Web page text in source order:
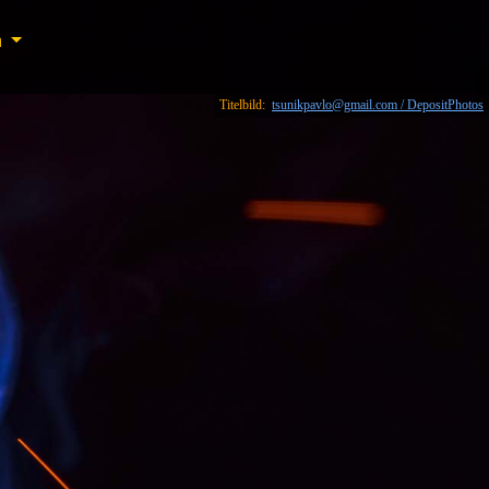
Titelbild: tsunikpavlo@gmail.com / DepositPhotos